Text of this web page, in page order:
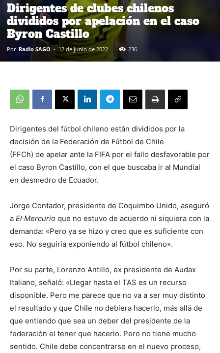
Dirigentes de clubes chilenos
divididos por apelación en el caso
Byron Castillo
Por Radio SAGO - 12 de junio de 2022 236
Dirigentes del fútbol chileno están divididos por la
decisión de la Federación de Fútbol de Chile
(FFCh) de apelar ante la FIFA por el fallo desfavorable por
el caso Byron Castillo, con el que buscaba ir al Mundial
en desmedro de Ecuador.
Jorge Contador, presidente de Coquimbo Unido, aseguró
a El Mercurio que no estuvo de acuerdo ni siquiera con la
demanda: «Pero ya se hizo y creo que es suficiente con
eso. No seguiría exponiendo al fútbol chileno».
Por su parte, Lorenzo Antillo, ex presidente de Audax
Italiano, señaló: «Llegar hasta el TAS es un recurso
disponible. Pero me parece que no va a ser muy distinto
el resultado y que Chile no debiera hacerlo, más allá de
que entiendo que sea un deber del presidente de la
federación el tener que hacerlo. Pero no tiene mucho
sentido. Chile debe concentrarse en el nuevo proceso,